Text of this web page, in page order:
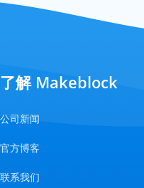
了解 Makeblock
公司新闻
官方博客
联系我们